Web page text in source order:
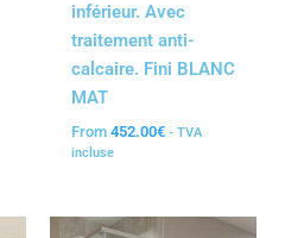
inférieur. Avec
traitement anti-
calcaire. Fini BLANC
MAT
From 452.00€ - TVA
incluse